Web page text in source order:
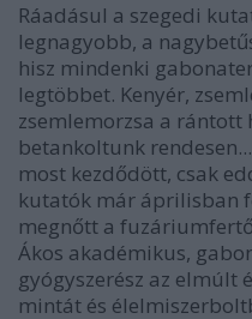
Ráadásul a szegedi
legnagyobb, a
hisz mindenki
legtöbbet. Kenyér,
zsemlemorzsa a rántott
betankoltunk
most kezdődött, csak
kutatók már áprilisban
megnőtt a
Ákos akadémikus,
gyógyszerész az elmúlt
mintát és